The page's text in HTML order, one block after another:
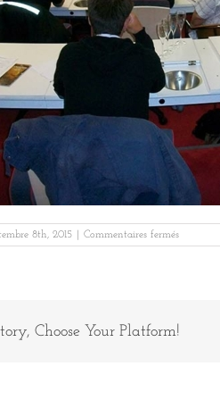
8th, 2015 Commentaires ferméssur
Choose Your Platform!